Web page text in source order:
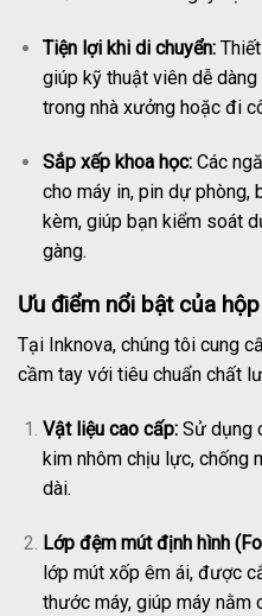
Tiện lợi khi di chuyển:Thiết
giúp kỹ thuật viên dễ
trong nhà xưởng hoặc đi
Sắp xếp khoa học:Các
cho máy in, pin dự phòng,
kèm, giúp bạn kiểm soát
gàng.
Ưu điểm nổi bật của
Tại Inknova, chúng tôi cung
cầm tay với tiêu chuẩn chất
Vật liệu cao cấp:Sử dụng
kim nhôm chịu lực, chống
dài.
Lớp đệm mút định hình
lớp mút xốp êm ái, được
thước máy, giúp máy nằm